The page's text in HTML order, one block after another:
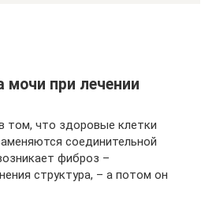
мочи при лечении
том, что здоровые клетки
соединительной
фиброз –
структура, – а потом он